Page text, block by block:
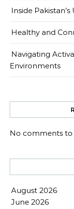
Inside
Healthy and
Navigating
Environments
No comments to
August 2026
June 2026